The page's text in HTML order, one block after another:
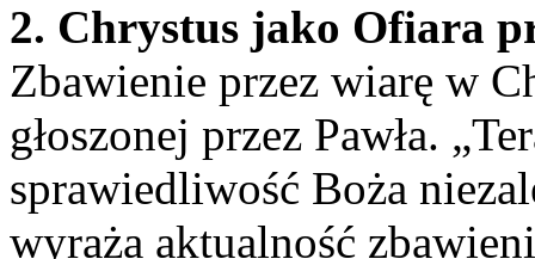
2. Chrystus jako Ofiara
Zbawienie przez wiarę w
głoszonej przez Pawła.
sprawiedliwość Boża
wyraża aktualność